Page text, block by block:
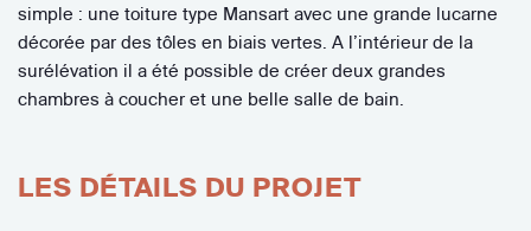
simple : une toiture type Mansart avec une grande lucarne
décorée par des tôles en biais vertes. A l’intérieur de la
surélévation il a été possible de créer deux grandes
chambres à coucher et une belle salle de bain.
LES DÉTAILS DU PROJET